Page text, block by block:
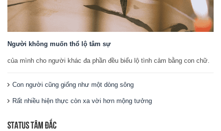
Người không muốn thổ lộ tâm sự
của mình cho người khác đa phần đều biểu lộ tình cảm bằng con chữ.
Con người cũng giống như một dòng sông
Rất nhiều hiện thực còn xa vời hơn mộng tưởng
STATUS TÂM ĐẮC